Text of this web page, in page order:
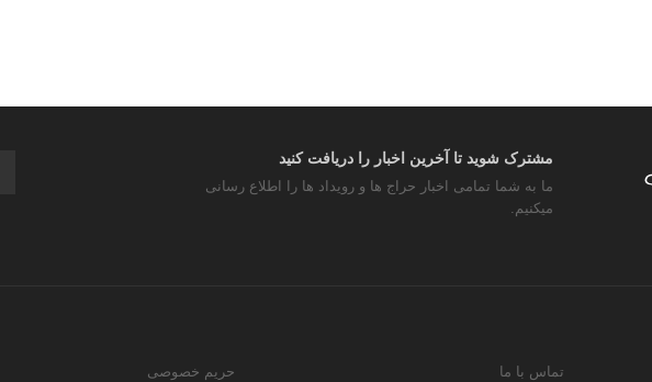
مشترک شوید تا آخرین اخبار را دریافت کنید
ما به شما تمامی اخبار حراج ها و رویداد ها را اطلاع رسانی
میکنیم.
تماس با ما
حریم خصوصی